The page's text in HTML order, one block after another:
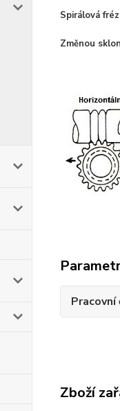
Spirálová
Změnou
Zboží